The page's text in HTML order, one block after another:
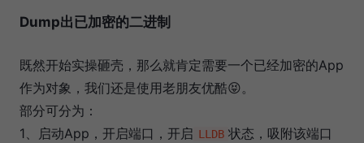
Dump出已加密的二进制
既然开始实操砸壳，那么就肯定需要一个已经加密的App
作为对象，我们还是使用老朋友优酷😝。
部分可分为：
1、启动App，开启端口，开启 LLDB 状态，吸附该端口